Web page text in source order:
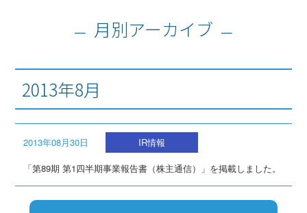
月別アーカイブ
2013年8月
2013年08月30日
IR情報
「第89期 第1四半期事業報告書（株主通信）」を掲載しました。